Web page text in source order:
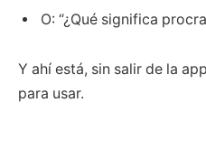
O: “¿Qué significa
Y ahí está, sin salir de la
para usar.